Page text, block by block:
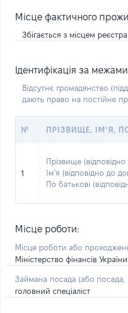
Місце фактичного
Збігається з місцем
Ідентифікація за
Відсутнє громадянство
дають право на постійне
№ ПРІЗВИЩЕ, ІМ’Я,
1
Прізвище
Ім’я (відповідно до
По батькові
Місце роботи:
Місце роботи або
Міністерство фінансів України
Займана посада (або посада,
головний спеціаліст